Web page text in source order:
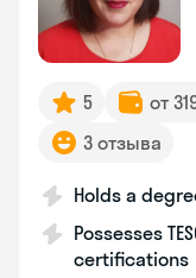
5 от
3 отзыва
Holds a
Possesses
certifications